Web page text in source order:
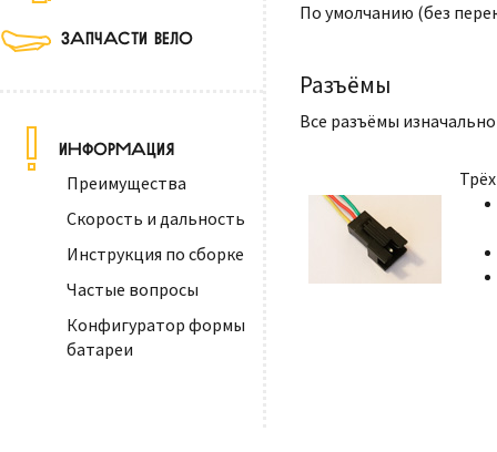
ЗАПЧАСТИ ВЕЛО
ИНФОРМАЦИЯ
Преимущества
Скорость и дальность
Инструкция по сборке
Частые вопросы
Конфигуратор формы
батареи
По умолчанию (без
Разъёмы
Все разъёмы